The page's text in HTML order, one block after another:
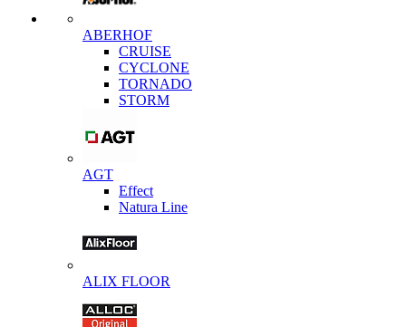
ABERHOF
CRUISE
CYCLONE
TORNADO
STORM
AGT
Effect
Natura Line
ALIX FLOOR